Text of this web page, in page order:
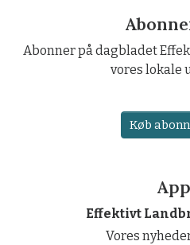
Abonner på dagbladet
vores lokale
Køb
Effektivt
Vores